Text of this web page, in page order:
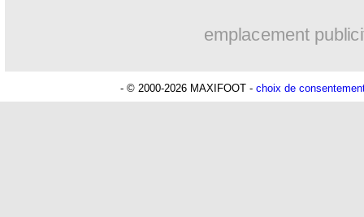
emplacement
- © 2000-2026 MAXIFOOT - choix de